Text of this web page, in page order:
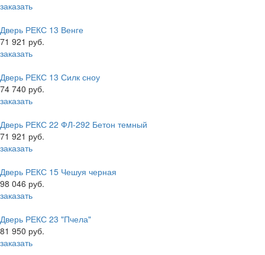
заказать
Дверь РЕКС 13 Венге
71 921 руб.
заказать
Дверь РЕКС 13 Силк сноу
74 740 руб.
заказать
Дверь РЕКС 22 ФЛ-292 Бетон темный
71 921 руб.
заказать
Дверь РЕКС 15 Чешуя черная
98 046 руб.
заказать
Дверь РЕКС 23 "Пчела"
81 950 руб.
заказать